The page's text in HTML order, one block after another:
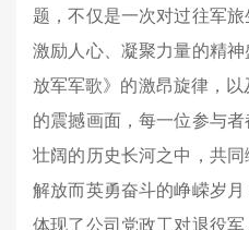
题，不仅是一次对过往军
激励人心、凝聚力量的精
放军军歌》的激昂旋律，
的震撼画面，每一位参与
壮阔的历史长河之中，共
解放而英勇奋斗的峥嵘岁
体现了公司党政工对退役